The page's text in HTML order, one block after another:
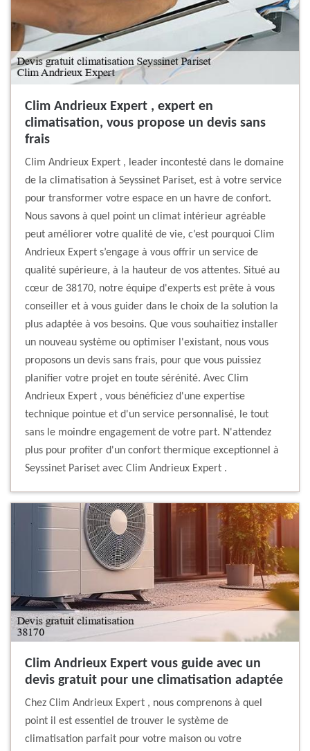
Clim Andrieux Expert , expert en
climatisation, vous propose un devis sans
frais
Clim Andrieux Expert , leader incontesté dans le domaine
de la climatisation à Seyssinet Pariset, est à votre service
pour transformer votre espace en un havre de confort.
Nous savons à quel point un climat intérieur agréable
peut améliorer votre qualité de vie, c’est pourquoi Clim
Andrieux Expert s’engage à vous offrir un service de
qualité supérieure, à la hauteur de vos attentes. Situé au
cœur de 38170, notre équipe d'experts est prête à vous
conseiller et à vous guider dans le choix de la solution la
plus adaptée à vos besoins. Que vous souhaitiez installer
un nouveau système ou optimiser l'existant, nous vous
proposons un devis sans frais, pour que vous puissiez
planifier votre projet en toute sérénité. Avec Clim
Andrieux Expert , vous bénéficiez d'une expertise
technique pointue et d'un service personnalisé, le tout
sans le moindre engagement de votre part. N'attendez
plus pour profiter d'un confort thermique exceptionnel à
Seyssinet Pariset avec Clim Andrieux Expert .
Clim Andrieux Expert vous guide avec un
devis gratuit pour une climatisation adaptée
Chez Clim Andrieux Expert , nous comprenons à quel
point il est essentiel de trouver le système de
climatisation parfait pour votre maison ou votre